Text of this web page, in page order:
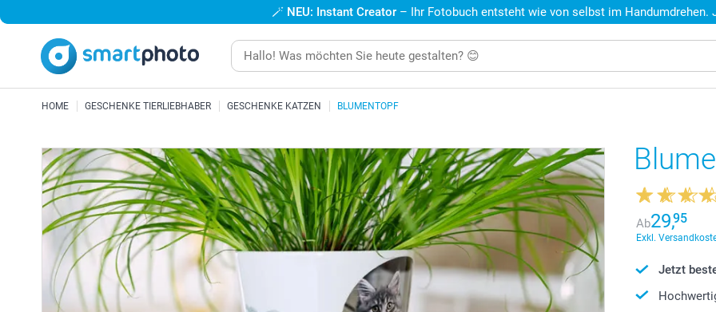
🪄 NEU: Instant Creator – Ihr Fotobuch entsteht wie von selbst im Handumdrehen.
HOME GESCHENKE TIERLIEBHABER GESCHENKE KATZEN BLUMENTOPF
Ab29,95
Exkl.
Jetzt